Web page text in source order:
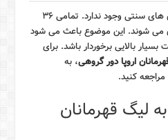
در فرمت جدید، دیگر گروه بندی های سنتی وجود ندارد. تمامی ۳۶
می شوند. این موضوع باعث می شود
بالایی برخوردار باشد. برای
اروپا دور گروهی، به
کنید.
لیگ قهرمانان